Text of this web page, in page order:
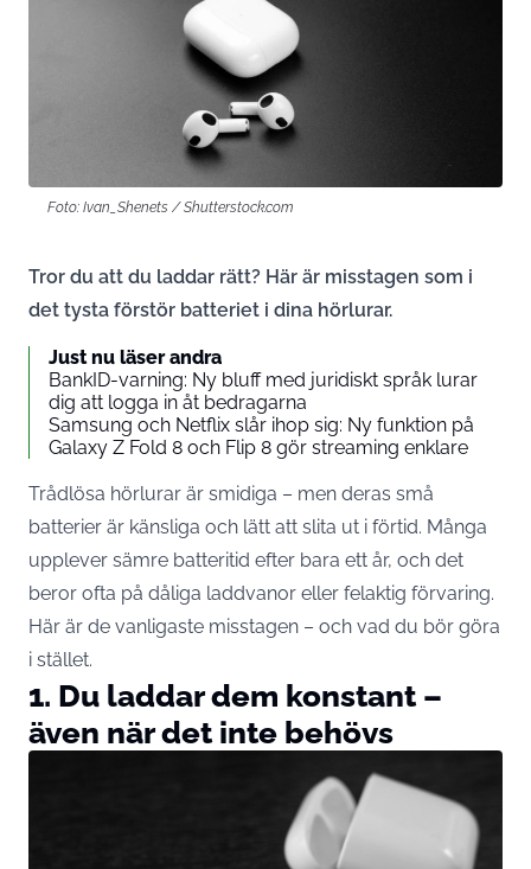
Foto: Ivan_Shenets / Shutterstock.com
Tror du att du laddar rätt? Här är misstagen som i
det tysta förstör batteriet i dina hörlurar.
Just nu läser andra
BankID-varning: Ny bluff med juridiskt språk lurar
dig att logga in åt bedragarna
Samsung och Netflix slår ihop sig: Ny funktion på
Galaxy Z Fold 8 och Flip 8 gör streaming enklare
Trådlösa hörlurar är smidiga – men deras små
batterier är känsliga och lätt att slita ut i förtid. Många
upplever sämre batteritid efter bara ett år, och det
beror ofta på dåliga laddvanor eller felaktig förvaring.
Här är de vanligaste misstagen – och vad du bör göra
i stället.
1. Du laddar dem konstant –
även när det inte behövs